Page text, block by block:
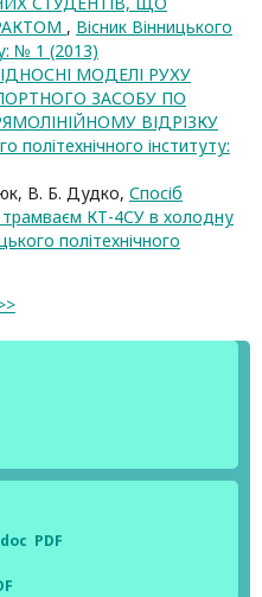
, Вісник Вінницького
№ 1 (2013)
МОДЕЛІ РУХУ
ЗАСОБУ ПО
ВІДРІЗКУ
політехнічного інституту:
В. Б. Дудко, Спосіб
трамваєм КТ-4СУ в холодну
політехнічного
PDF